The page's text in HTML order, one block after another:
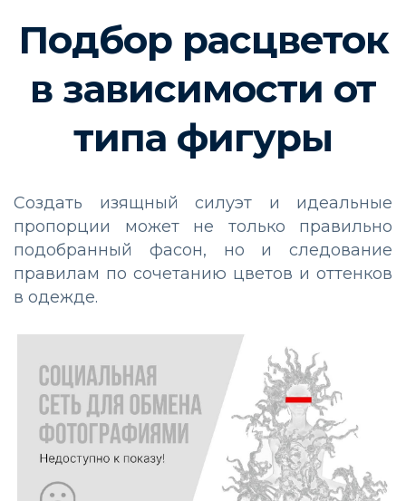
Подбор расцветок
в зависимости от
типа фигуры
Создать изящный силуэт и идеальные
пропорции может не только правильно
подобранный фасон, но и следование
правилам по сочетанию цветов и оттенков
в одежде.